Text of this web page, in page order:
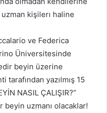
kişilerı haline
ve Federica
Üniversitesinde
beyin üzerine
tarafından yazılmış 15
NASIL ÇALIŞIR?”
beyin uzmanı olacaklar!